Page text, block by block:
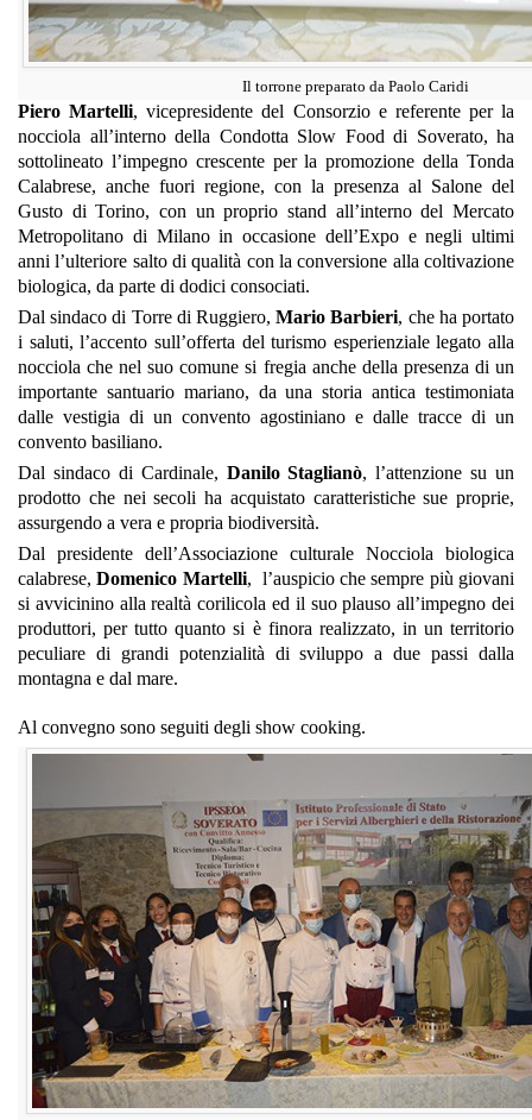
Il torrone preparato da Paolo Caridi
Piero Martelli, vicepresidente del Consorzio e referente per la
nocciola all’interno della Condotta Slow Food di Soverato, ha
sottolineato l’impegno crescente per la promozione della Tonda
Calabrese, anche fuori regione, con la presenza al Salone del
Gusto di Torino, con un proprio stand all’interno del Mercato
Metropolitano di Milano in occasione dell’Expo e negli ultimi
anni l’ulteriore salto di qualità con la conversione alla coltivazione
biologica, da parte di dodici consociati.
Dal sindaco di Torre di Ruggiero,Mario Barbieri, che ha portato
i saluti, l’accento sull’offerta del turismo esperienziale legato alla
nocciola che nel suo comune si fregia anche della presenza di un
importante santuario mariano, da una storia antica testimoniata
dalle vestigia di un convento agostiniano e dalle tracce di un
convento basiliano.
Dal sindaco di Cardinale, Danilo Staglianò, l’attenzione su un
prodotto che nei secoli ha acquistato caratteristiche sue proprie,
assurgendo a vera e propria biodiversità.
Dal presidente dell’Associazione culturale Nocciola biologica
calabrese,Domenico Martelli, l’auspicio che sempre più giovani
si avvicinino alla realtà corilicola ed il suo plauso all’impegno dei
produttori, per tutto quanto si è finora realizzato, in un territorio
peculiare di grandi potenzialità di sviluppo a due passi dalla
montagna e dal mare.
Al convegno sono seguiti degli show cooking.